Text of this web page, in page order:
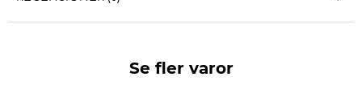
Se fler varor